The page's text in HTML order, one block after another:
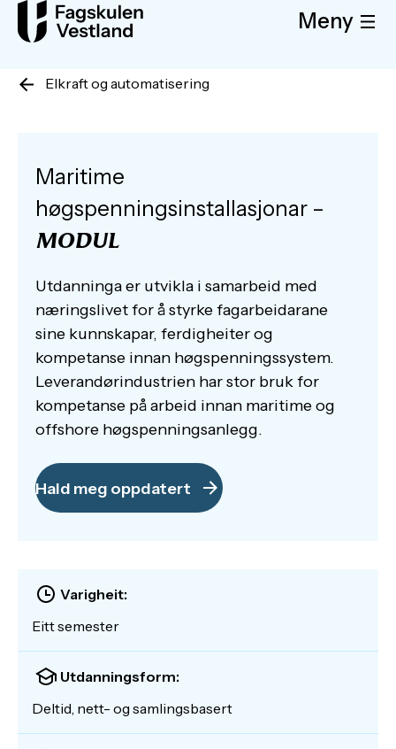
Meny
Elkraft og automatisering
Maritime
høgspenningsinstallasjonar –
MODUL
Utdanninga er utvikla i samarbeid med
næringslivet for å styrke fagarbeidarane
sine kunnskapar, ferdigheiter og
kompetanse innan høgspenningssystem.
Leverandørindustrien har stor bruk for
kompetanse på arbeid innan maritime og
offshore høgspenningsanlegg.
Hald meg oppdatert
Varigheit:
Eitt semester
Utdanningsform:
Deltid, nett- og samlingsbasert